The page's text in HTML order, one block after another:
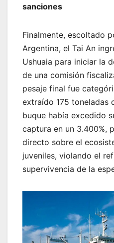
sanciones
Finalmente, escoltado
Argentina, el Tai An
Ushuaia para iniciar la
de una comisión
pesaje final fue
extraído 175 toneladas
buque había excedido
captura en un 3.400%,
directo sobre el
juveniles, violando el
supervivencia de la